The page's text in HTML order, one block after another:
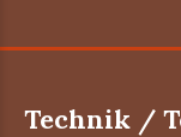
Technik /